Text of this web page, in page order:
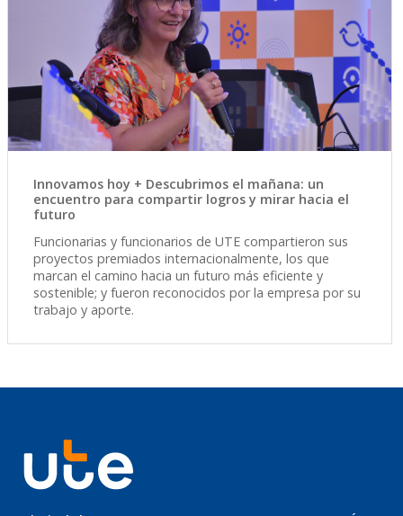
Innovamos hoy + Descubrimos el mañana: un
encuentro para compartir logros y mirar hacia el
futuro
Funcionarias y funcionarios de UTE compartieron sus
proyectos premiados internacionalmente, los que
marcan el camino hacia un futuro más eficiente y
sostenible; y fueron reconocidos por la empresa por su
trabajo y aporte.